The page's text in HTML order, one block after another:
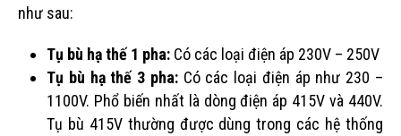
như sau:
Tụ bù hạ thế 1 pha: Có các loại điện áp 230V – 250V
Tụ bù hạ thế 3 pha:Có các loại điện áp như 230 –
1100V. Phổ biến nhất là dòng điện áp 415V và 440V.
Tụ bù 415V thường được dùng trong các hệ thống